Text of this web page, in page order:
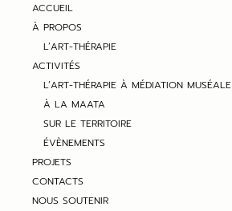
ACCUEIL
À PROPOS
L’ART-THÉRAPIE
ACTIVITÉS
L’ART-THÉRAPIE À MÉDIATION MUSÉALE
À LA MAATA
SUR LE TERRITOIRE
ÉVÈNEMENTS
PROJETS
CONTACTS
NOUS SOUTENIR